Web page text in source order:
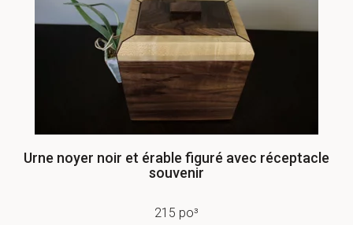
Urne noyer noir et érable figuré avec réceptacle
souvenir
215 po³